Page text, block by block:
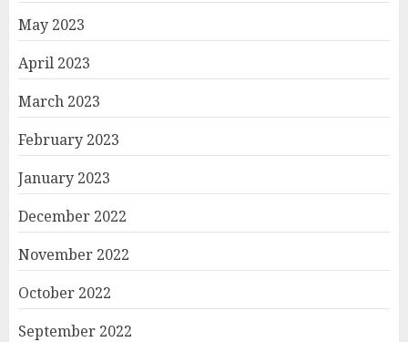
May 2023
April 2023
March 2023
February 2023
January 2023
December 2022
November 2022
October 2022
September 2022